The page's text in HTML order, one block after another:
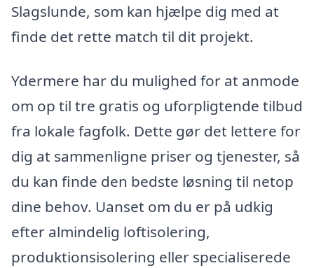
Slagslunde, som kan hjælpe dig med at
finde det rette match til dit projekt.
Ydermere har du mulighed for at anmode
om op til tre gratis og uforpligtende tilbud
fra lokale fagfolk. Dette gør det lettere for
dig at sammenligne priser og tjenester, så
du kan finde den bedste løsning til netop
dine behov. Uanset om du er på udkig
efter almindelig loftisolering,
produktionsisolering eller specialiserede